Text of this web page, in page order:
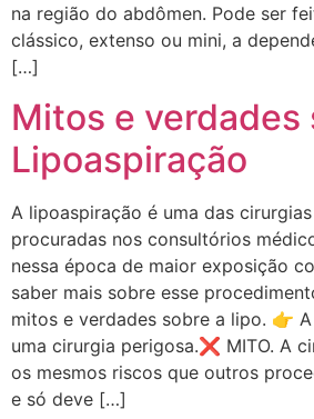
na região do abdômen. Pode ser
clássico, extenso ou mini, a
[…]
Mitos e verdades
Lipoaspiração
A lipoaspiração é uma das
procuradas nos consultórios
nessa época de maior exposição
saber mais sobre esse
mitos e verdades sobre a lipo. 👉
uma cirurgia perigosa.❌ MITO. A
os mesmos riscos que outros
e só deve […]